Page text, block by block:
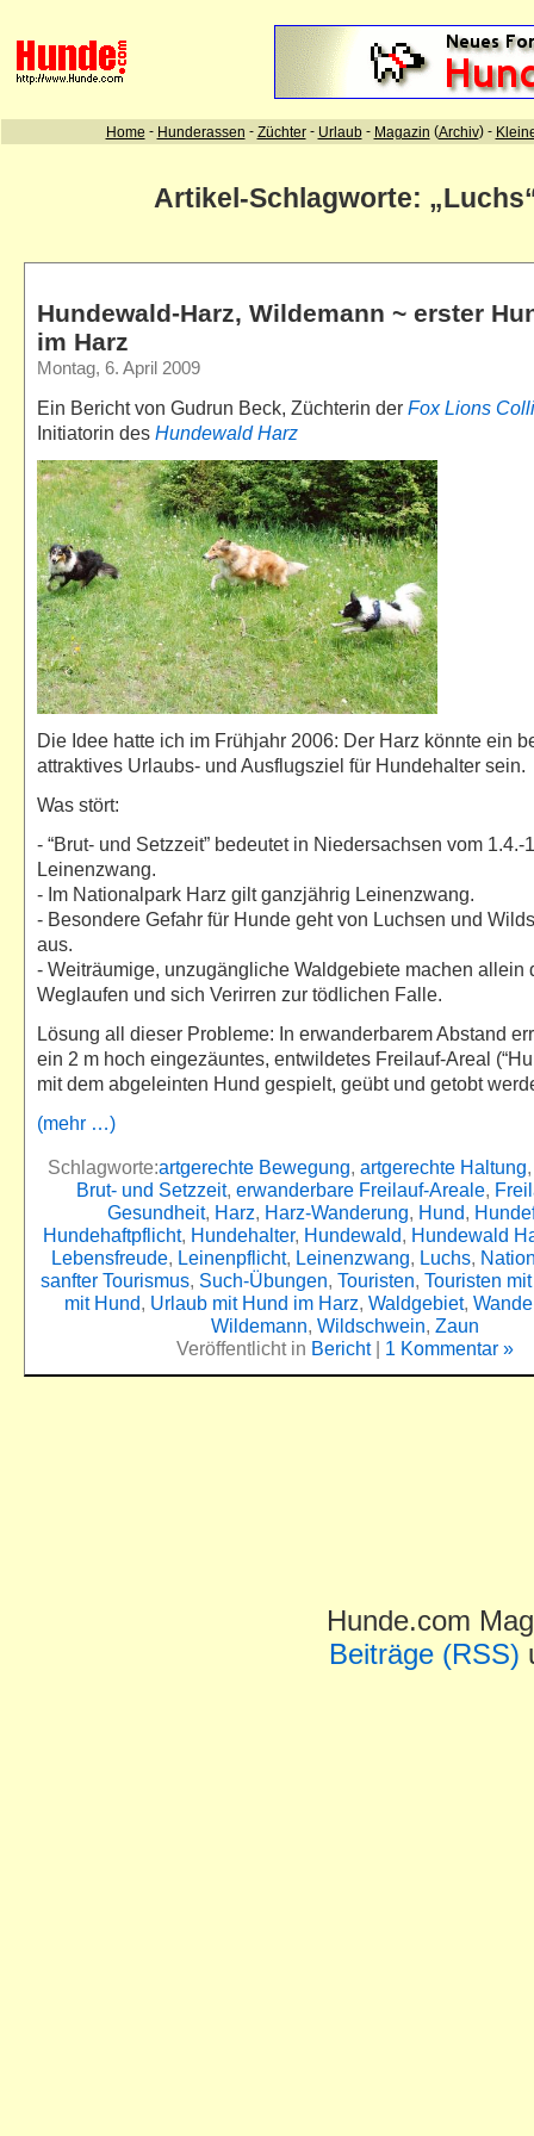
Artikel-Schlagworte:
Hundewald-Harz, Wildemann ~ erster
im Harz
Montag, 6. April 2009
Ein Bericht von Gudrun Beck, Züchterin der Fox Lions
Initiatorin des Hundewald Harz
Die Idee hatte ich im Frühjahr 2006: Der Harz könnte ein
attraktives Urlaubs- und Ausflugsziel für Hundehalter sein.
Was stört:
- “Brut- und Setzzeit” bedeutet in Niedersachsen vom 1.4.-
Leinenzwang.
- Im Nationalpark Harz gilt ganzjährig Leinenzwang.
- Besondere Gefahr für Hunde geht von Luchsen und
aus.
- Weiträumige, unzugängliche Waldgebiete machen allein
Weglaufen und sich Verirren zur tödlichen Falle.
Lösung all dieser Probleme: In erwanderbarem Abstand
ein 2 m hoch eingezäuntes, entwildetes Freilauf-Areal
mit dem abgeleinten Hund gespielt, geübt und getobt
(mehr …)
Schlagworte:artgerechte Bewegung, artgerechte Haltung,
Brut- und Setzzeit, erwanderbare Freilauf-Areale,
Gesundheit, Harz, Harz-Wanderung, Hund,
Hundehaftpflicht, Hundehalter, Hundewald, Hundewald
Lebensfreude, Leinenpflicht, Leinenzwang, Luchs,
sanfter Tourismus, Such-Übungen, Touristen, Touristen
mit Hund, Urlaub mit Hund im Harz, Waldgebiet,
Wildemann, Wildschwein, Zaun
Veröffentlicht in Bericht| 1 Kommentar »
Hunde.com
Beiträge (RSS)